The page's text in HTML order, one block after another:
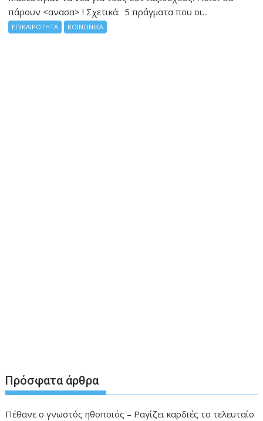
πάρουν <ανασα> ! Σχετικά: 5 πράγματα που οι...
ΕΠΙΚΑΙΡΟΤΗΤΑ ΚΟΙΝΩΝΙΚΑ
Πρόσφατα άρθρα
Πέθανε ο γνωστός ηθοποιός – Ραγίζει καρδιές το τελευταίο